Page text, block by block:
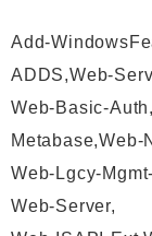
Add-
ADDS,Web-
Web-Basic-
Metabase,Web-
Web-Lgcy-
Web-Server,